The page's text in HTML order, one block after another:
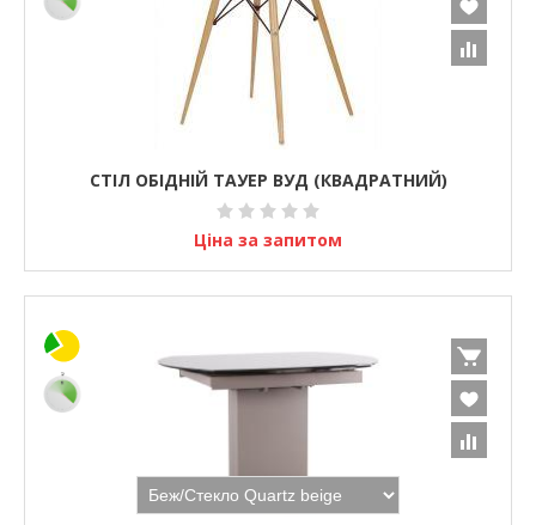
СТІЛ ОБІДНІЙ ТАУЕР ВУД (КВАДРАТНИЙ)
Ціна за запитом